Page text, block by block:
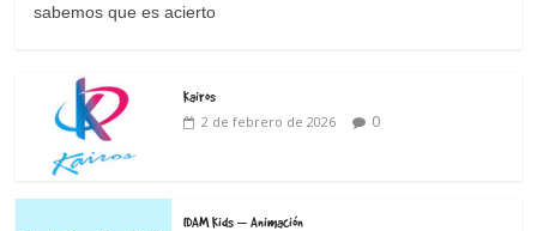
sabemos que es acierto
Kairos
2 de febrero de 2026 0
IDAM Kids – Animación